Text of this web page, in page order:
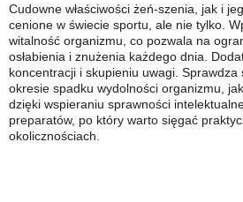
Cudowne właściwości żeń-szenia, jak i
cenione w świecie sportu, ale nie tylko.
witalność organizmu, co pozwala na
osłabienia i znużenia każdego dnia.
koncentracji i skupieniu uwagi.
okresie spadku wydolności organizmu,
dzięki wspieraniu sprawności
preparatów, po który warto sięgać
okolicznościach.